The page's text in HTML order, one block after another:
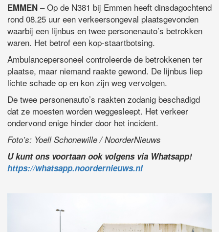
EMMEN – Op de N381 bij Emmen heeft dinsdagochtend
rond 08.25 uur een verkeersongeval plaatsgevonden
waarbij een lijnbus en twee personenauto’s betrokken
waren. Het betrof een kop-staartbotsing.
Ambulancepersoneel controleerde de betrokkenen ter
plaatse, maar niemand raakte gewond. De lijnbus liep
lichte schade op en kon zijn weg vervolgen.
De twee personenauto’s raakten zodanig beschadigd
dat ze moesten worden weggesleept. Het verkeer
ondervond enige hinder door het incident.
Foto’s: Yoell Schonewille / NoorderNieuws
U kunt ons voortaan ook volgens via Whatsapp!
https://whatsapp.noordernieuws.nl